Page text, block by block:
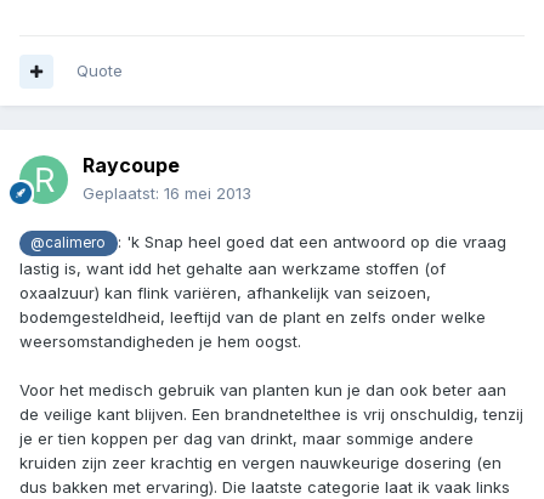
Quote
Raycoupe
Geplaatst: 16 mei 2013
@calimero
: 'k Snap heel goed dat een antwoord op die vraag
lastig is, want idd het gehalte aan werkzame stoffen (of
oxaalzuur) kan flink variëren, afhankelijk van seizoen,
bodemgesteldheid, leeftijd van de plant en zelfs onder welke
weersomstandigheden je hem oogst.
Voor het medisch gebruik van planten kun je dan ook beter aan
de veilige kant blijven. Een brandnetelthee is vrij onschuldig, tenzij
je er tien koppen per dag van drinkt, maar sommige andere
kruiden zijn zeer krachtig en vergen nauwkeurige dosering (en
dus bakken met ervaring). Die laatste categorie laat ik vaak links